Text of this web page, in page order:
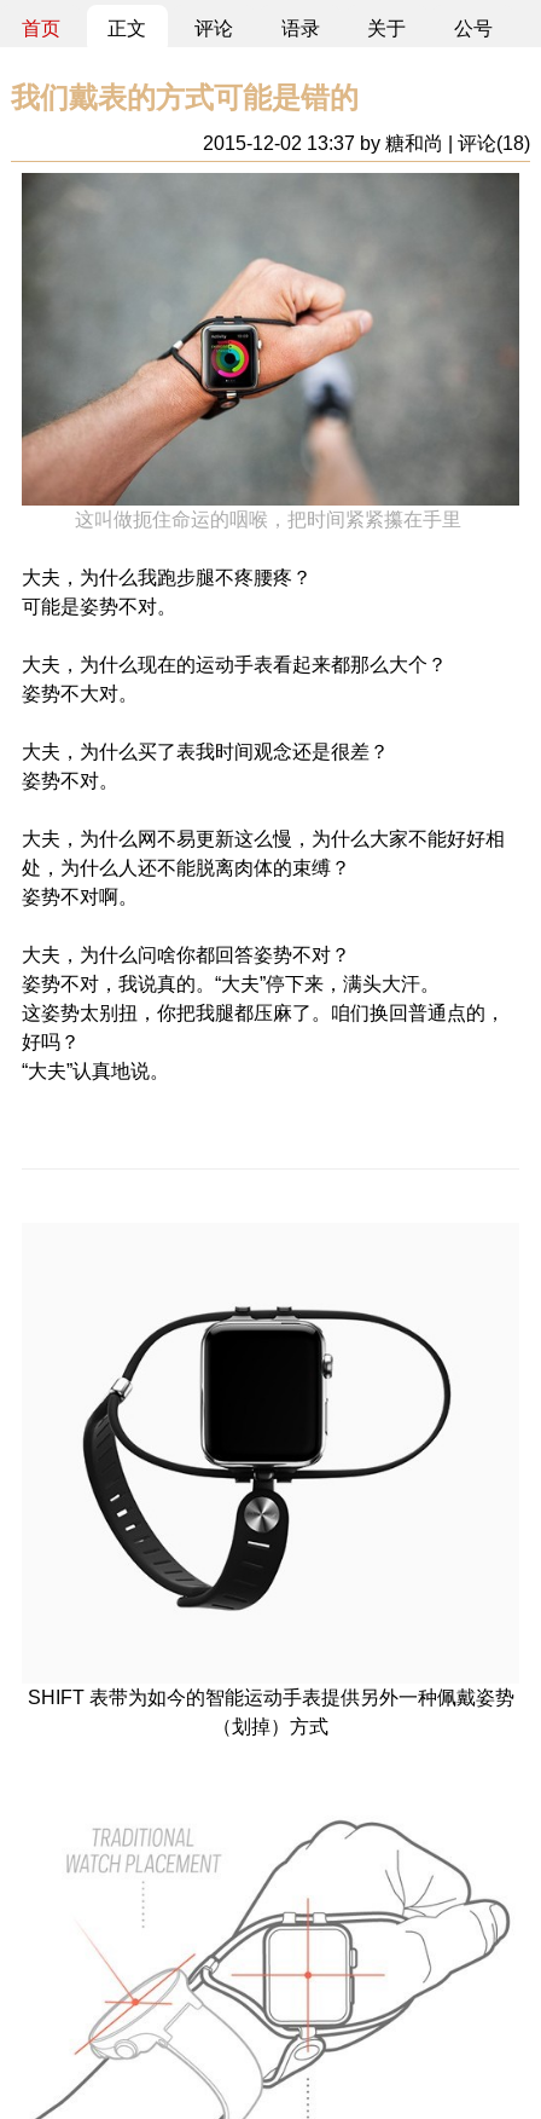
首页 正文 评论 语录 关于 公号
我们戴表的方式可能是错的
2015-12-02 13:37 by 糖和尚 | 评论(18)
这叫做扼住命运的咽喉，把时间紧紧攥在手里
大夫，为什么我跑步腿不疼腰疼？
可能是姿势不对。
大夫，为什么现在的运动手表看起来都那么大个？
姿势不大对。
大夫，为什么买了表我时间观念还是很差？
姿势不对。
大夫，为什么网不易更新这么慢，为什么大家不能好好相
处，为什么人还不能脱离肉体的束缚？
姿势不对啊。
大夫，为什么问啥你都回答姿势不对？
姿势不对，我说真的。“大夫”停下来，满头大汗。
这姿势太别扭，你把我腿都压麻了。咱们换回普通点的，
好吗？
“大夫”认真地说。
SHIFT 表带为如今的智能运动手表提供另外一种佩戴姿势
（划掉）方式